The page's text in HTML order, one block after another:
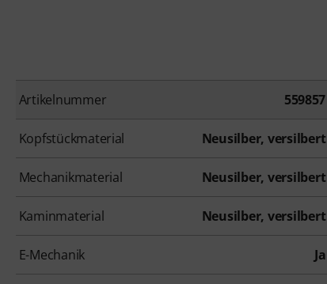
Artikelnummer 559857
Kopfstückmaterial Neusilber, versilbert
Mechanikmaterial Neusilber, versilbert
Kaminmaterial Neusilber, versilbert
E-Mechanik Ja